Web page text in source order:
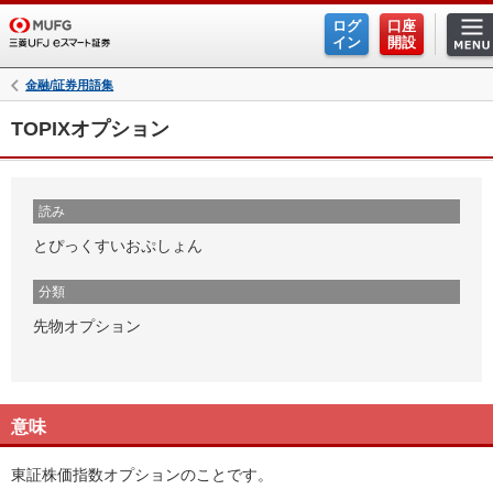
ログ
イン
口座
開設
金融/証券用語集
TOPIXオプション
読み
とぴっくすいおぷしょん
分類
先物オプション
意味
東証株価指数オプションのことです。